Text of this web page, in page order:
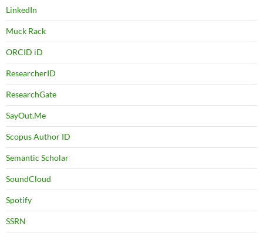
LinkedIn
Muck Rack
ORCID iD
ResearcherID
ResearchGate
SayOut.Me
Scopus Author ID
Semantic Scholar
SoundCloud
Spotify
SSRN